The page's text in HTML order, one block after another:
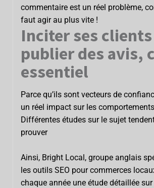
commentaire est un réel problème,
faut agir au plus vite !
Inciter ses clients
publier des avis,
essentiel
Parce qu’ils sont vecteurs de
un réel impact sur les
Différentes études sur le sujet
prouver
Ainsi, Bright Local, groupe anglais
les outils SEO pour commerces
chaque année une étude détaillée